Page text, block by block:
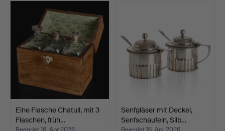
Eine Flasche Chatull, mit 3
Flaschen, früh…
Beendet 16. Apr 2026
Senfgläser mit Deckel,
Senfschaufeln, Silb…
Beendet 16. Apr 2026